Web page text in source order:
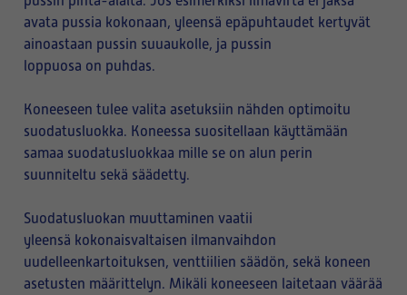
avata pussia kokonaan, yleensä epäpuhtaudet kertyvät
ainoastaan pussin suuaukolle, ja pussin
loppuosa on puhdas.
Koneeseen tulee valita asetuksiin nähden optimoitu
suodatusluokka. Koneessa suositellaan käyttämään
samaa suodatusluokkaa mille se on alun perin
suunniteltu sekä säädetty.
Suodatusluokan muuttaminen vaatii
yleensä kokonaisvaltaisen ilmanvaihdon
uudelleenkartoituksen, venttiilien säädön, sekä koneen
asetusten määrittelyn. Mikäli koneeseen laitetaan väärää